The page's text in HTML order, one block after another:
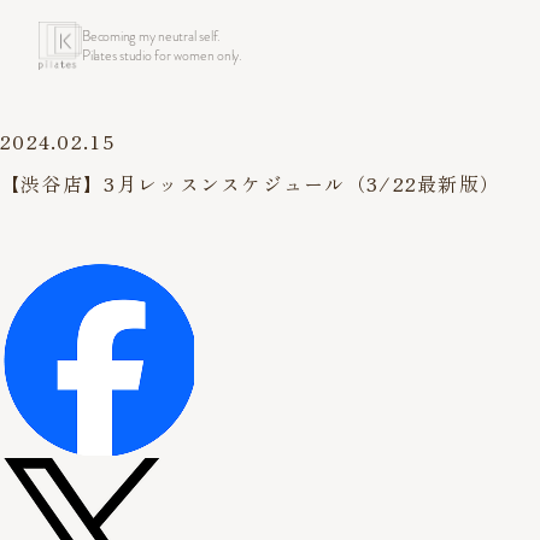
Becoming my neutral self.
Pilates studio for women only.
2024.02.15
【渋谷店】3月レッスンスケジュール（3/22最新版）